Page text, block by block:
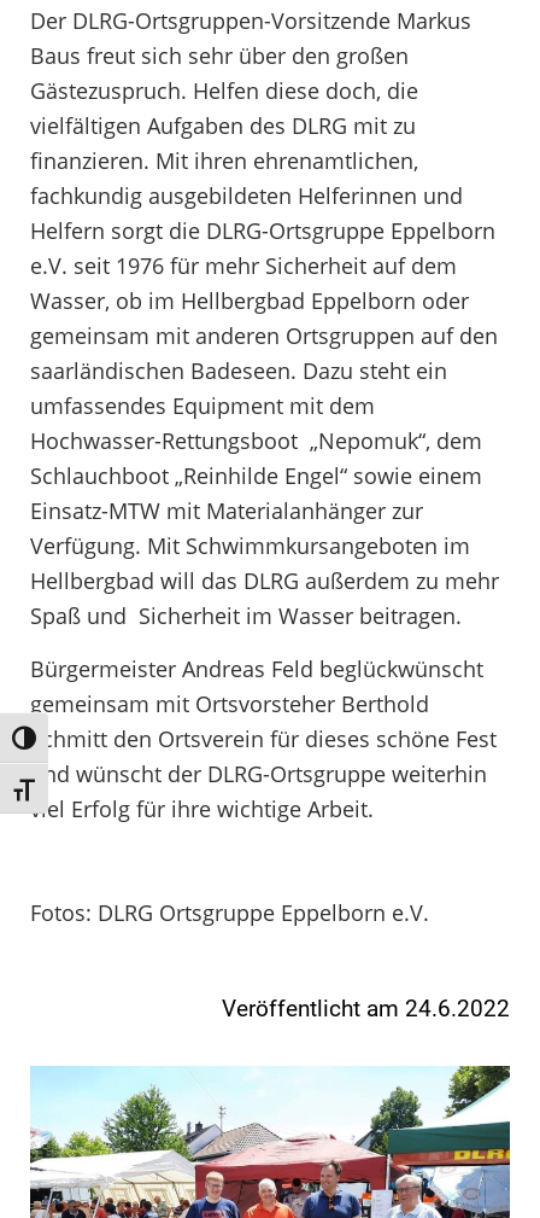
Umschalten auf hohe Kontraste
Schrift vergrößern
Der DLRG-Ortsgruppen-Vorsitzende Markus
Baus freut sich sehr über den großen
Gästezuspruch. Helfen diese doch, die
vielfältigen Aufgaben des DLRG mit zu
finanzieren. Mit ihren ehrenamtlichen,
fachkundig ausgebildeten Helferinnen und
Helfern sorgt die DLRG-Ortsgruppe Eppelborn
e.V. seit 1976 für mehr Sicherheit auf dem
Wasser, ob im Hellbergbad Eppelborn oder
gemeinsam mit anderen Ortsgruppen auf den
saarländischen Badeseen. Dazu steht ein
umfassendes Equipment mit dem
Hochwasser-Rettungsboot „Nepomuk“, dem
Schlauchboot „Reinhilde Engel“ sowie einem
Einsatz-MTW mit Materialanhänger zur
Verfügung. Mit Schwimmkursangeboten im
Hellbergbad will das DLRG außerdem zu mehr
Spaß und Sicherheit im Wasser beitragen.
Bürgermeister Andreas Feld beglückwünscht
gemeinsam mit Ortsvorsteher Berthold
Schmitt den Ortsverein für dieses schöne Fest
und wünscht der DLRG-Ortsgruppe weiterhin
viel Erfolg für ihre wichtige Arbeit.
Fotos: DLRG Ortsgruppe Eppelborn e.V.
Veröffentlicht am 24.6.2022